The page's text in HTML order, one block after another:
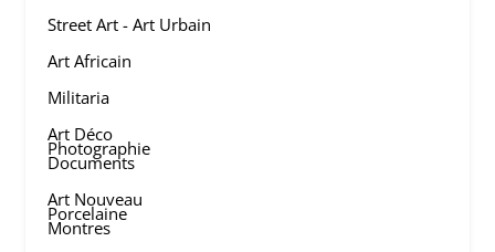
Street Art - Art Urbain
Art Africain
Militaria
Art Déco
Photographie
Documents
Art Nouveau
Porcelaine
Montres